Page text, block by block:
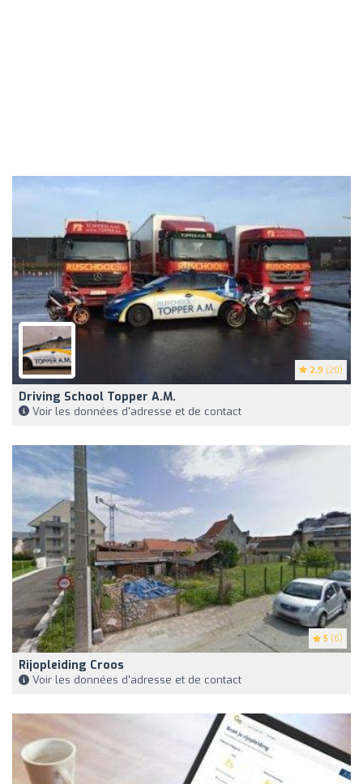
2.9 (20)
Driving School Topper A.M.
Voir les données d'adresse et de contact
5 (6)
Rijopleiding Croos
Voir les données d'adresse et de contact